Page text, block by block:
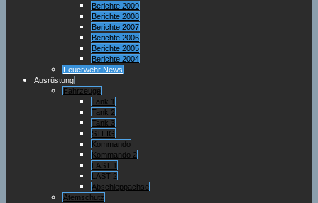
Berichte 2009
Berichte 2008
Berichte 2007
Berichte 2006
Berichte 2005
Berichte 2004
Feuerwehr News
Ausrüstung
Fahrzeuge
Tank 1
Tank 2
Tank 3
STEIG
Kommando
Kommando 2
LAST 1
LAST 2
Abschleppachse
Atemschutz